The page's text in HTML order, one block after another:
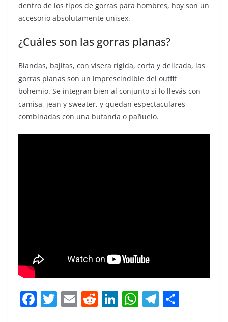
dentro de los tipos de gorras para hombres, hoy son un
accesorio absolutamente unisex.
¿Cuáles son las gorras planas?
Blandas, bajitas, con visera rígida, corta y delicada, las
gorras planas son un imprescindible del outfit
bohemio. Se integran bien al conjunto si lo llevás con
camisa, jean y sweater, y quedan espectaculares
combinadas con una bufanda o pañuelo.
F T E R Li W T